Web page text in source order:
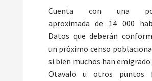
Cuenta con una
aproximada de 14 000
Datos que deberán
un próximo censo
si bien muchos han
Otavalo u otros puntos